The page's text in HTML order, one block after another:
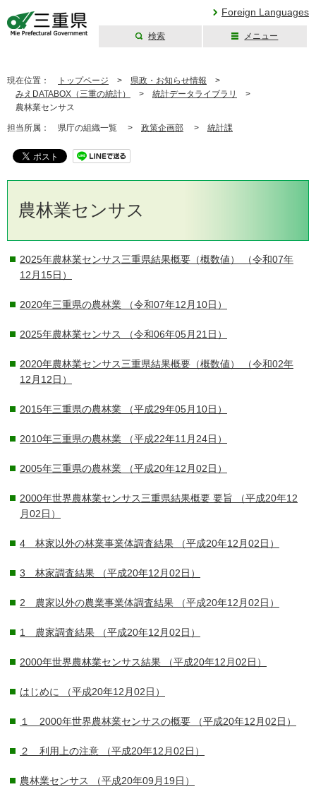
Foreign Languages
検索 メニュー
現在位置： トップページ > 県政・お知らせ情報 >
みえDATABOX（三重の統計）
> 統計データライブラリ
>
農林業センサス
担当所属： 県庁の組織一覧 > 政策企画部 > 統計課
農林業センサス
2025年農林業センサス三重県結果概要（概数値）
（令和07年
12月15日）
2020年三重県の農林業 （令和07年12月10日）
2025年農林業センサス （令和06年05月21日）
2020年農林業センサス三重県結果概要（概数値）
（令和02年
12月12日）
2015年三重県の農林業 （平成29年05月10日）
2010年三重県の農林業 （平成22年11月24日）
2005年三重県の農林業 （平成20年12月02日）
2000年世界農林業センサス三重県結果概要 要旨
（平成20年12
月02日）
4 林家以外の林業事業体調査結果 （平成20年12月02日）
3 林家調査結果 （平成20年12月02日）
2 農家以外の農業事業体調査結果 （平成20年12月02日）
1 農家調査結果 （平成20年12月02日）
2000年世界農林業センサス結果 （平成20年12月02日）
はじめに （平成20年12月02日）
１ 2000年世界農林業センサスの概要 （平成20年12月02日）
２ 利用上の注意 （平成20年12月02日）
農林業センサス （平成20年09月19日）